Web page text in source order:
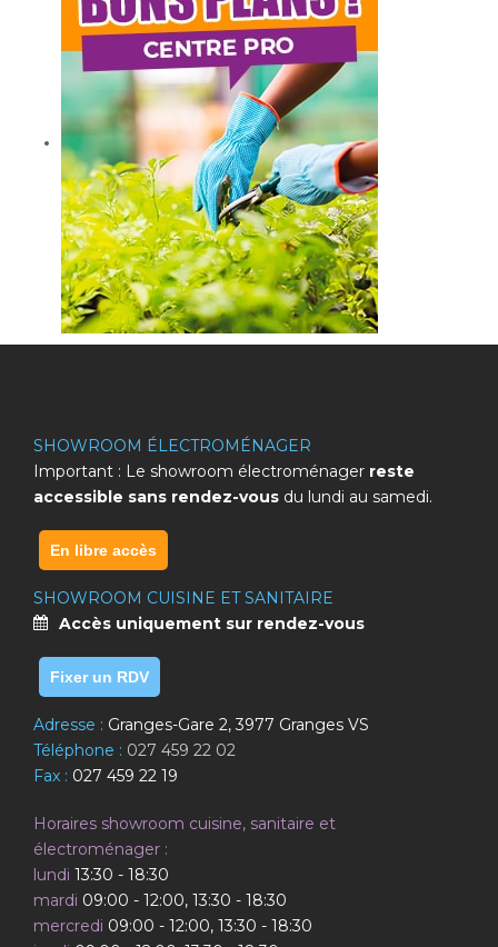
SHOWROOM ÉLECTROMÉNAGER
Important : Le showroom électroménager reste
accessible sans rendez-vous du lundi au samedi.
En libre accès
SHOWROOM CUISINE ET SANITAIRE
Accès uniquement sur rendez-vous
Fixer un RDV
Adresse : Granges-Gare 2, 3977 Granges VS
Téléphone : 027 459 22 02
Fax : 027 459 22 19
Horaires showroom cuisine, sanitaire et
électroménager :
lundi 13:30 - 18:30
mardi 09:00 - 12:00, 13:30 - 18:30
mercredi 09:00 - 12:00, 13:30 - 18:30